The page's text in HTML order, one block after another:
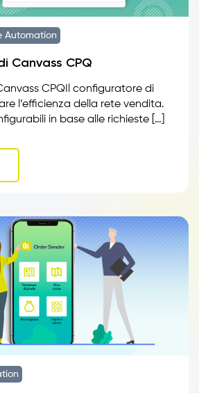
Automation
Canvass CPQ
CPQIl configuratore di
l’efficienza della rete vendita.
in base alle richieste […]